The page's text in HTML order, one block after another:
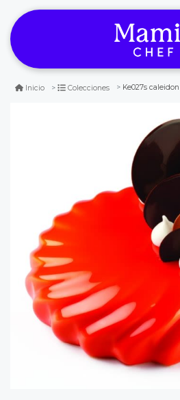
Inicio Colecciones Ke027s caleidon